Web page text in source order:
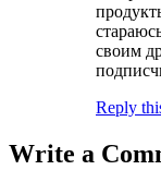
своим
Reply
Write a